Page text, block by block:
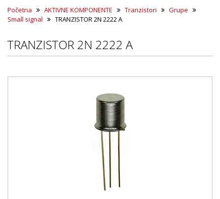
Početna AKTIVNE KOMPONENTE Tranzistori
Grupe
Small signal
TRANZISTOR 2N 2222 A
TRANZISTOR 2N 2222 A